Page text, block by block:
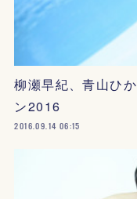
柳瀬早紀、青山ひ
ン2016
2016.09.14 06:15